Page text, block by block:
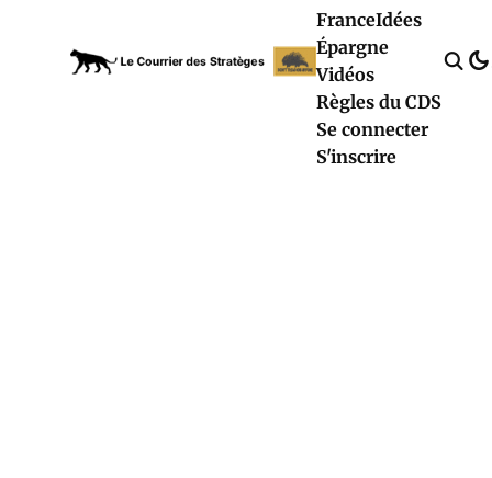
FranceIdées
Épargne
Vidéos
Règles du CDS
Se connecter
S'inscrire